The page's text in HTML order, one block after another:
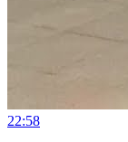
22:58